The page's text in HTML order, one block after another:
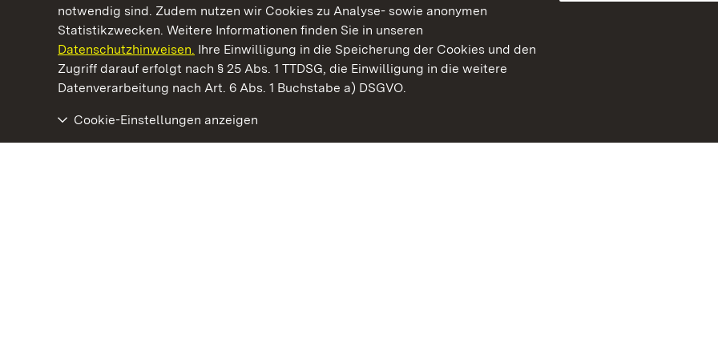
notwendig sind. Zudem nutzen wir Cookies zu Analyse- sowie anonymen
Statistikzwecken. Weitere Informationen finden Sie in unseren
Datenschutzhinweisen. Ihre Einwilligung in die Speicherung der Cookies und den
Zugriff darauf erfolgt nach § 25 Abs. 1 TTDSG, die Einwilligung in die weitere
Datenverarbeitung nach Art. 6 Abs. 1 Buchstabe a) DSGVO.
Cookie-Einstellungen anzeigen
Kommen. Staunen. Genießen.